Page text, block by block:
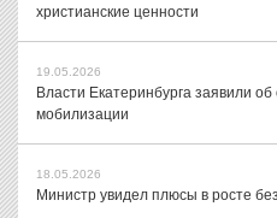
христианские ценности
19.05.2026
Власти Екатеринбурга заявили
мобилизации
18.05.2026
Министр увидел плюсы в росте